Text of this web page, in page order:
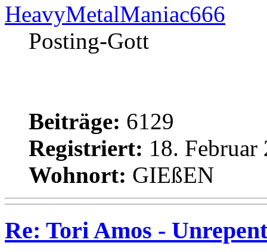
HeavyMetalManiac666
Posting-Gott
Beiträge: 6129
Registriert: 18. Februar
Wohnort: GIEßEN
Re: Tori Amos -